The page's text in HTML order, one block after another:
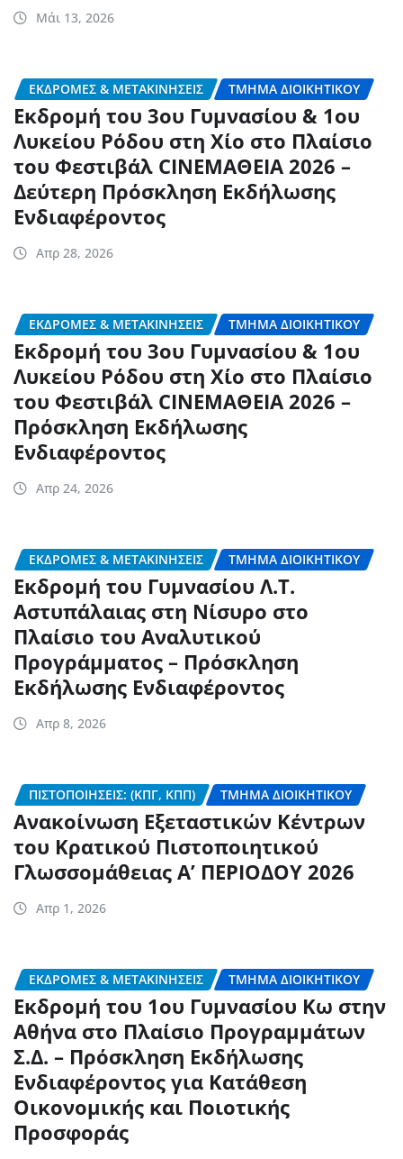
Μάι 13, 2026
ΕΚΔΡΟΜΈΣ & ΜΕΤΑΚΙΝΉΣΕΙΣ ΤΜΉΜΑ ΔΙΟΙΚΗΤΙΚΟΎ
Εκδρομή του 3ου Γυμνασίου & 1ου
Λυκείου Ρόδου στη Χίο στο Πλαίσιο
του Φεστιβάλ CINEΜΑΘΕΙΑ 2026 –
Δεύτερη Πρόσκληση Εκδήλωσης
Ενδιαφέροντος
Απρ 28, 2026
ΕΚΔΡΟΜΈΣ & ΜΕΤΑΚΙΝΉΣΕΙΣ ΤΜΉΜΑ ΔΙΟΙΚΗΤΙΚΟΎ
Εκδρομή του 3ου Γυμνασίου & 1ου
Λυκείου Ρόδου στη Χίο στο Πλαίσιο
του Φεστιβάλ CINEΜΑΘΕΙΑ 2026 –
Πρόσκληση Εκδήλωσης
Ενδιαφέροντος
Απρ 24, 2026
ΕΚΔΡΟΜΈΣ & ΜΕΤΑΚΙΝΉΣΕΙΣ ΤΜΉΜΑ ΔΙΟΙΚΗΤΙΚΟΎ
Εκδρομή του Γυμνασίου Λ.Τ.
Αστυπάλαιας στη Νίσυρο στο
Πλαίσιο του Αναλυτικού
Προγράμματος – Πρόσκληση
Εκδήλωσης Ενδιαφέροντος
Απρ 8, 2026
ΠΙΣΤΟΠΟΙΉΣΕΙΣ: (ΚΠΓ, ΚΠΠ) ΤΜΉΜΑ ΔΙΟΙΚΗΤΙΚΟΎ
Ανακοίνωση Εξεταστικών Κέντρων
του Κρατικού Πιστοποιητικού
Γλωσσομάθειας Α’ ΠΕΡΙΟΔΟΥ 2026
Απρ 1, 2026
ΕΚΔΡΟΜΈΣ & ΜΕΤΑΚΙΝΉΣΕΙΣ ΤΜΉΜΑ ΔΙΟΙΚΗΤΙΚΟΎ
Εκδρομή του 1ου Γυμνασίου Κω στην
Αθήνα στο Πλαίσιο Προγραμμάτων
Σ.Δ. – Πρόσκληση Εκδήλωσης
Ενδιαφέροντος για Κατάθεση
Οικονομικής και Ποιοτικής
Προσφοράς